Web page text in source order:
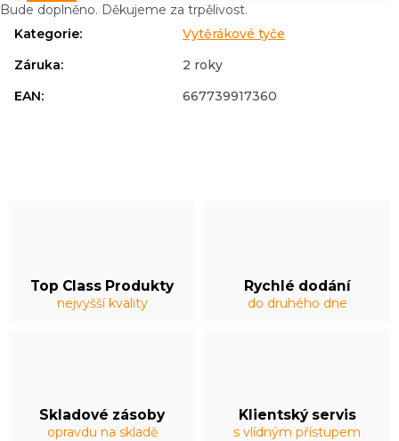
Top Class Produkty
nejvyšší kvality
Rychlé dodání
do druhého dne
Skladové zásoby
opravdu na skladě
Klientský servis
s vlídným přístupem
Bude doplněno. Děkujeme za trpělivost.
Kategorie:
Vytěrákové tyče
Záruka:
2 roky
EAN: 667739917360